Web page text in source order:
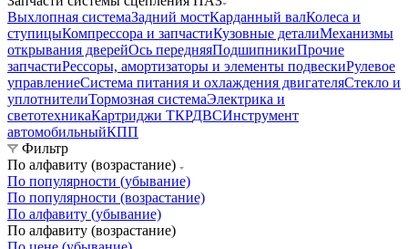
Выхлопная системаЗадний мостКарданный валКолеса и
ступицыКомпрессора и запчастиКузовные деталиМеханизмы
открывания дверейОсь передняяПодшипникиПрочие
запчастиРессоры, амортизаторы и элементы подвескиРулевое
управлениеСистема питания и охлаждения двигателяСтекло и
уплотнителиТормозная системаЭлектрика и
светотехникаКартриджи ТКРДВСИнструмент
автомобильныйКПП
Фильтр
По алфавиту (возрастание)
По популярности (убывание)
По популярности (возрастание)
По алфавиту (убывание)
По алфавиту (возрастание)